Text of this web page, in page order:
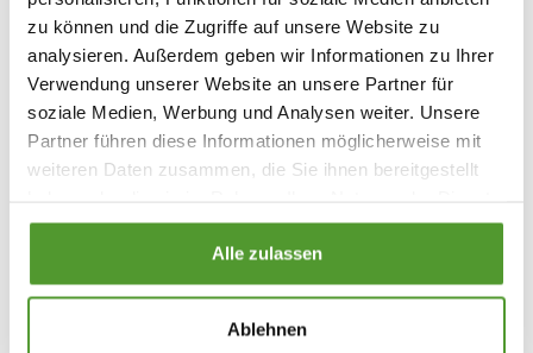
zu können und die Zugriffe auf unsere Website zu
analysieren. Außerdem geben wir Informationen zu Ihrer
Verwendung unserer Website an unsere Partner für
soziale Medien, Werbung und Analysen weiter. Unsere
Partner führen diese Informationen möglicherweise mit
weiteren Daten zusammen, die Sie ihnen bereitgestellt
gesammelt haben.
Alle zulassen
Ablehnen
verschiedener Krankheiten angewendet. Heute wird es
homöopathisch aufbereitet und entfaltet so seine
sanfte Heilweise.
Anwendung aus der Erfahrungsmedizin:
Hochakute Schleimhautentzündungen des
Mundes und des Rachens, der Augen, des